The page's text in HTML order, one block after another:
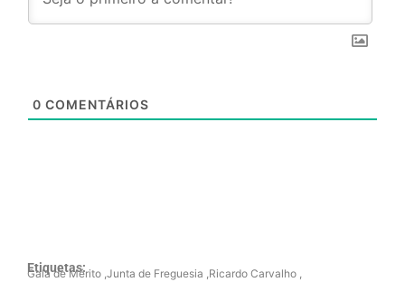
0 COMENTÁRIOS
Etiquetas:
Gala de Mérito ,Junta de Freguesia ,Ricardo Carvalho ,